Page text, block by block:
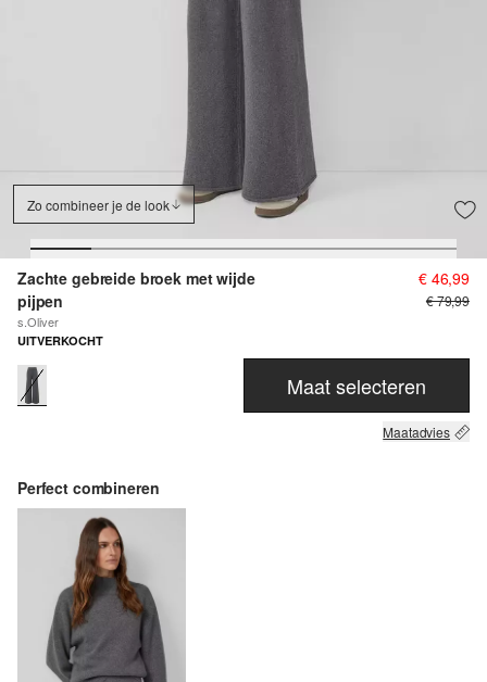
Zo combineer je de look
Zachte gebreide broek met wijde
pijpen
s.Oliver
€ 46,99
€ 79,99
UITVERKOCHT
Maat selecteren
Maatadvies
Perfect combineren